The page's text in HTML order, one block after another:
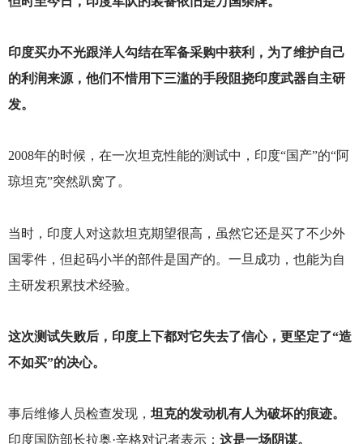
印度买办不光跟洋人勾结在军备采购中获利，为了维护自己
的利润来源，他们不惜用下三滥的手段阻挠印度武器自主研
发。
2008年的时候，在一次坦克性能的测试中，印度“国产”的“阿
琼坦克”突然趴窝了。
当时，印度人对这款坦克期望很高，虽然它还是买了不少外
国零件，但起码小半的部件是国产的。一旦成功，也能为自
主研发积累技术经验。
这次测试失败后，印度上下都对它失去了信心，更坚定了“造
不如买”的决心。
事后维修人员检查发现， 坦克的发动机有人为破坏的痕迹。
印度国防部长拉奥·辛格对记者表示： 这是一场阴谋。